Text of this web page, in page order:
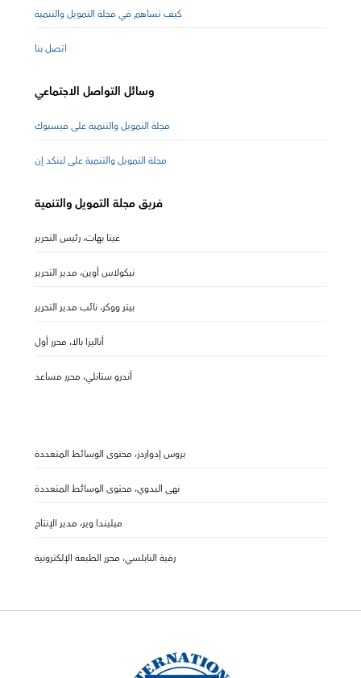
كيف تساهم في مجلة التمويل والتنمية
اتصل بنا
وسائل التواصل الاجتماعي
مجلة التمويل والتنمية على فيسبوك
مجلة التمويل والتنمية على لينكد إن
فريق مجلة التمويل والتنمية
غيتا بهات، رئيس التحرير
نيكولاس أوين، مدير التحرير
بيتر ووكر، نائب مدير التحرير
أناليزا بالا، محرر أول
أندرو ستانلي، محرر مساعد
بروس إدواردز، محتوى الوسائط المتعددة
نهى البدوي، محتوى الوسائط المتعددة
ميليندا وير، مدير الإنتاج
رقية النابلسي، محرر الطبعة الإلكترونية